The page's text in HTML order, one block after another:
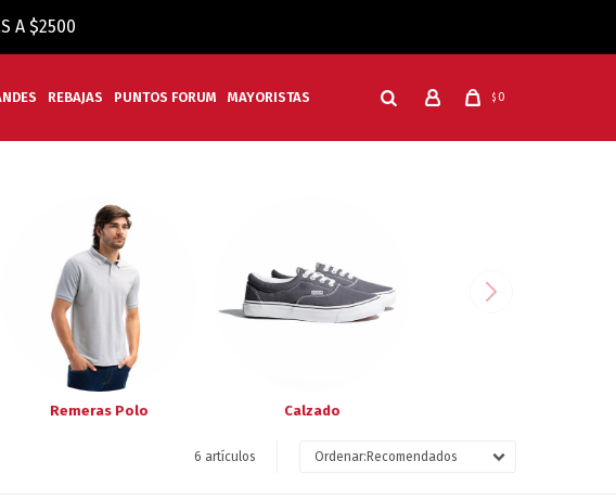
A $2500
REBAJAS PUNTOS FORUM MAYORISTAS $ 0
Remeras Polo Calzado
6 artículos Recomendados